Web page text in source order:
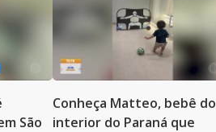
São
Conheça Matteo, bebê do
interior do Paraná que